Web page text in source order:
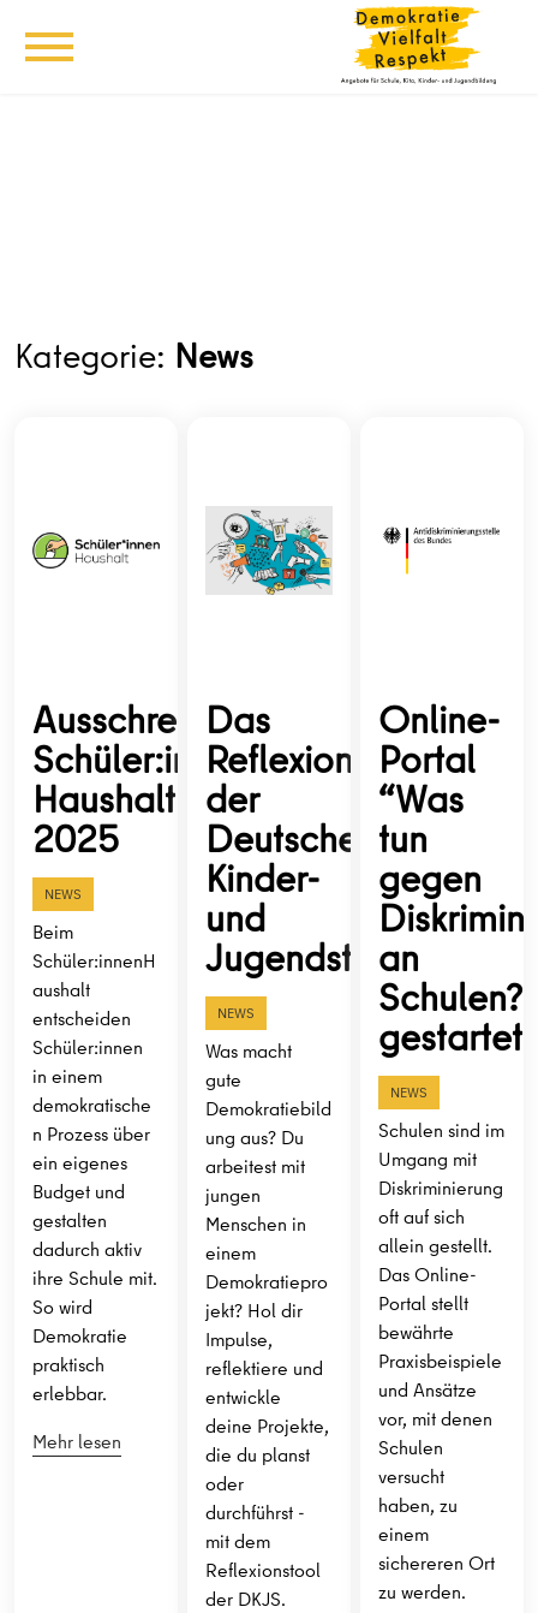
Kategorie: News
Ausschreibung
Schüler:innen
Haushalt
2025
NEWS
Beim
Schüler:innenH
aushalt
entscheiden
Schüler:innen
in einem
demokratische
n Prozess über
ein eigenes
Budget und
gestalten
dadurch aktiv
ihre Schule mit.
So wird
Demokratie
praktisch
erlebbar.
Mehr lesen
Das
Reflexionstool
der
Deutschen
Kinder-
und
Jugendstiftung
NEWS
Was macht
gute
Demokratiebild
ung aus? Du
arbeitest mit
jungen
Menschen in
einem
Demokratiepro
jekt? Hol dir
Impulse,
reflektiere und
entwickle
deine Projekte,
die du planst
oder
durchführst -
mit dem
Reflexionstool
der DKJS.
Online-
Portal
“Was
tun
gegen
an
Schulen?”
gestartet
NEWS
Schulen sind im
Umgang mit
Diskriminierung
oft auf sich
allein gestellt.
Das Online-
Portal stellt
bewährte
Praxisbeispiele
und Ansätze
vor, mit denen
Schulen
versucht
haben, zu
einem
sichereren Ort
zu werden.